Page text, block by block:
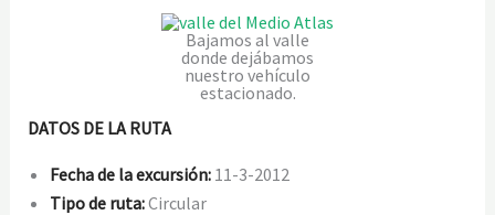
Bajamos al valle
donde dejábamos
nuestro vehículo
estacionado.
DATOS DE LA RUTA
Fecha de la excursión: 11-3-2012
Tipo de ruta:Circular